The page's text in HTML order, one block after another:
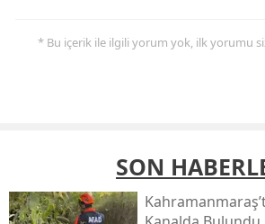
* Bu içerik ile ilgili yorum yok, ilk yorumu
SON